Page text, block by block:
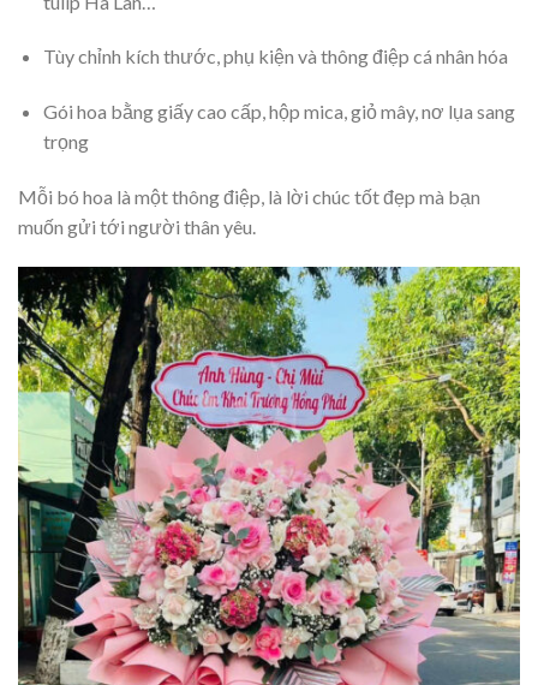
Tùy chỉnh kích thước, phụ kiện và thông điệp cá nhân hóa
Gói hoa bằng giấy cao cấp, hộp mica, giỏ mây, nơ lụa sang
trọng
Mỗi bó hoa là một thông điệp, là lời chúc tốt đẹp mà bạn
muốn gửi tới người thân yêu.